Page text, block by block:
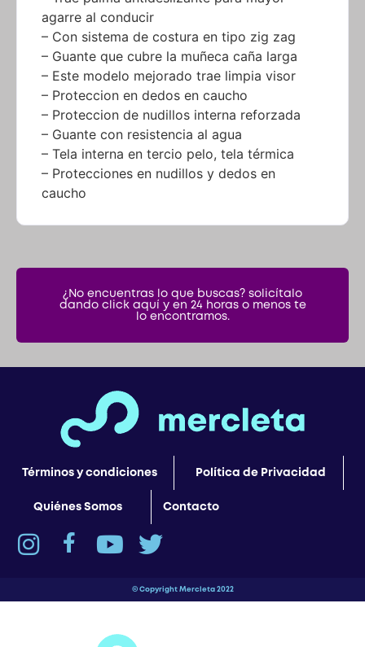
agarre al conducir
– Con sistema de costura en tipo zig zag
– Guante que cubre la muñeca caña larga
– Este modelo mejorado trae limpia visor
– Proteccion en dedos en caucho
– Proteccion de nudillos interna reforzada
– Guante con resistencia al agua
– Tela interna en tercio pelo, tela térmica
– Protecciones en nudillos y dedos en
caucho
¿No encuentras lo que buscas? solicítalo
dando click aquí y en 24 horas o menos te
lo encontramos.
Términos y condiciones Política de Privacidad
Quiénes Somos Contacto
© Copyright Mercleta 2022